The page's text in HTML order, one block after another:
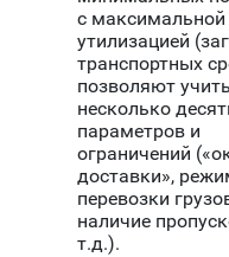
с максимальной
утилизацией
транспортных
позволяют
несколько
параметров и
ограничений
доставки»,
перевозки
наличие
т.д.).